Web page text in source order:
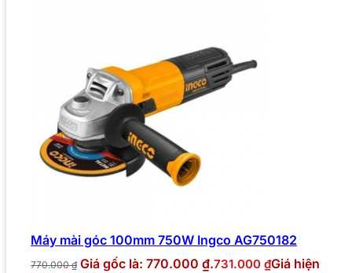
Máy mài góc 100mm 750W Ingco AG750182
770.000₫ Giá gốc là: 770.000 ₫.731.000 ₫Giá hiện